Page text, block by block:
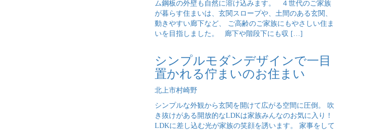
ム鋼板の外壁も自然に溶け込みます。 ４世代のご家族
が暮らす住まいは、玄関スロープや、土間のある玄関、
動きやすい廊下など、 ご高齢のご家族にもやさしい住ま
いを目指しました。 廊下や階段下にも収 […]
シンプルモダンデザインで一目
置かれる佇まいのお住まい
北上市村崎野
シンプルな外観から玄関を開けて広がる空間に圧倒。 吹
き抜けがある開放的なLDKは家族みんなのお気に入り！
LDKに差し込む光が家族の笑顔を誘います。 家事をして